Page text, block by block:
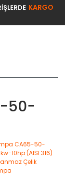
KARGO
50-